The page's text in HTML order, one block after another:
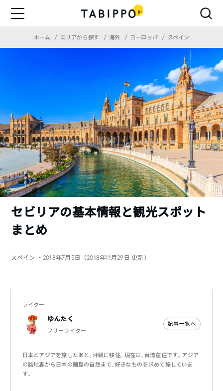
ホーム エリアから探す 海外 ヨーロッパ スペイン
セビリアの基本情報と観光スポット
まとめ
スペイン ・2018年7月5日（2018年11月29日 更新）
ライター
ゆんたく
フリーライター
記事一覧へ
日本とアジアを旅したあと、沖縄に移住。現在は、台湾在住です。アジア
の路地裏から日本の離島の自然まで、好きなものを求めて旅していま
す。